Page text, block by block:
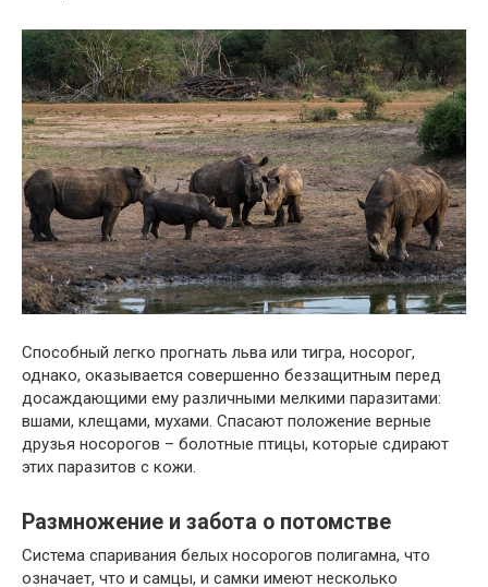
Способный легко прогнать льва или тигра, носорог,
однако, оказывается совершенно беззащитным перед
досаждающими ему различными мелкими паразитами:
вшами, клещами, мухами. Спасают положение верные
друзья носорогов – болотные птицы, которые сдирают
этих паразитов с кожи.
Размножение и забота о потомстве
Система спаривания белых носорогов полигамна, что
означает, что и самцы, и самки имеют несколько